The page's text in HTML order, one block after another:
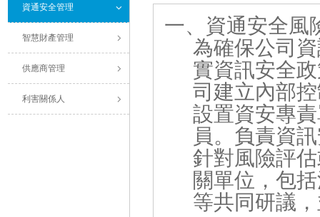
資通安全管理
智慧財產管理
供應商管理
利害關係人
一、資通安全風
為確保公司
實資訊安全
司建立內部
設置資安專
員。負責資
針對風險評
關單位，包
等共同研議